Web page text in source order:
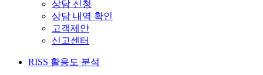
상담 신청
상담 내역 확인
고객제안
신고센터
RISS 활용도 분석